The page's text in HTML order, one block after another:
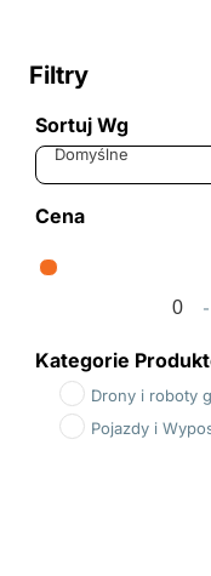
Filtry
Sortuj Wg
Sort Products
Domyślne
Cena
-
Kategorie
Drony i roboty
Pojazdy i